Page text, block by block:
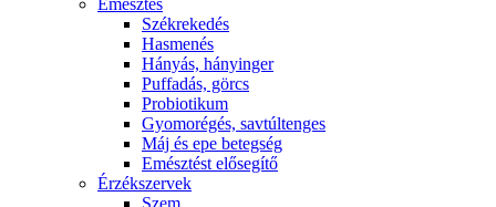
Emésztés
Székrekedés
Hasmenés
Hányás, hányinger
Puffadás, görcs
Probiotikum
Gyomorégés, savtúltenges
Máj és epe betegség
Emésztést elősegítő
Érzékszervek
Szem